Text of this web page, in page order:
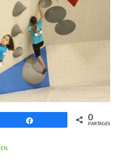
0
PARTAGES